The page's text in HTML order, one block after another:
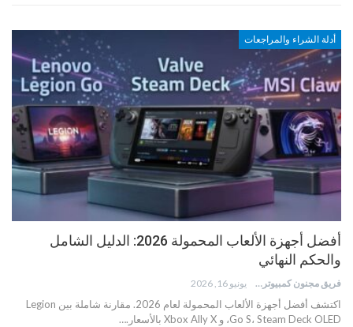
أدلة الشراء والمراجعات
أفضل أجهزة الألعاب المحمولة 2026: الدليل الشامل
والحكم النهائي
فريق مجنون كمبيوتر يونيو 16, 2026
اكتشف أفضل أجهزة الألعاب المحمولة لعام 2026. مقارنة شاملة بين Legion
Go S، Steam Deck OLED، و Xbox Ally X بالأسعار.…